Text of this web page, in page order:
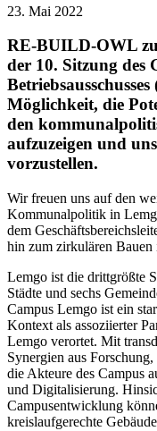
23. Mai 2022
RE-BUILD-OWL
der 10. Sitzung des
Möglichkeit, die
den
aufzuzeigen und
vorzustellen.
Wir freuen uns auf den
Kommunalpolitik in
dem
hin zum zirkulären Bauen
Lemgo ist die drittgrößte
Städte und sechs
Campus Lemgo ist ein
Kontext als assoziierter
Lemgo verortet. Mit
Synergien aus
die Akteure des Campus
und Digitalisierung.
Campusentwicklung
kreislaufgerechte